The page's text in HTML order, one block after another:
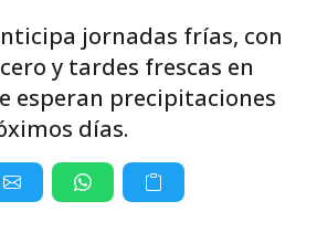
jornadas frías, con
y tardes frescas en
esperan precipitaciones
días.